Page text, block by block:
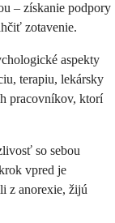
– získanie podpory
zotavenie.
aspekty
terapiu, lekársky
pracovníkov, ktorí
so sebou
vpred je
z anorexie, žijú